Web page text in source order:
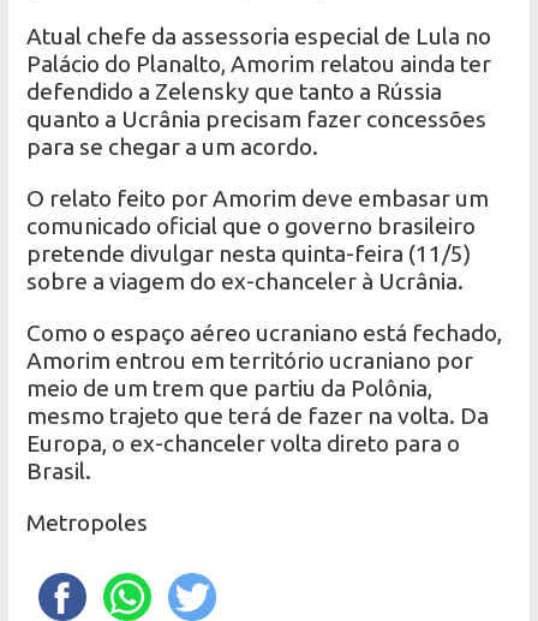
Atual chefe da assessoria especial de Lula no
Palácio do Planalto, Amorim relatou ainda ter
defendido a Zelensky que tanto a Rússia
quanto a Ucrânia precisam fazer concessões
para se chegar a um acordo.
O relato feito por Amorim deve embasar um
comunicado oficial que o governo brasileiro
pretende divulgar nesta quinta-feira (11/5)
sobre a viagem do ex-chanceler à Ucrânia.
Como o espaço aéreo ucraniano está fechado,
Amorim entrou em território ucraniano por
meio de um trem que partiu da Polônia,
mesmo trajeto que terá de fazer na volta. Da
Europa, o ex-chanceler volta direto para o
Brasil.
Metropoles